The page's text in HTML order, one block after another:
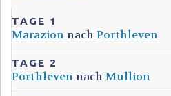
TAGE 1
MarazionnachPorthleven
TAGE 2
PorthlevennachMullion